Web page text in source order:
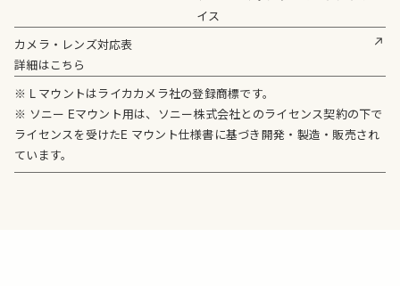
イス
カメラ・レンズ対応表
詳細はこちら
※ L マウントはライカカメラ社の登録商標です。
※ ソニー Eマウント用は、ソニー株式会社とのライセンス契約の下で
ライセンスを受けたE マウント仕様書に基づき開発・製造・販売され
ています。